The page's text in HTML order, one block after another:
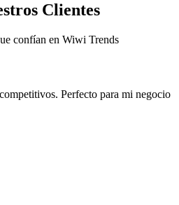
Clientes
confían en Wiwi Trends
Perfecto para mi negocio